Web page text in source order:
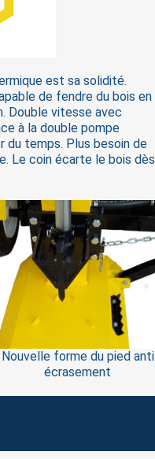
est sa solidité.
de fendre du bois en
Double vitesse avec
à la double pompe
du temps. Plus besoin de
Le coin écarte le bois dès
Nouvelle forme du pied anti
écrasement
in